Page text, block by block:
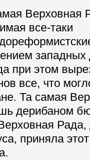
Верховная
все-таки
западных
при этом
все, что
Та самая
дерибаном
Рада,
приняла